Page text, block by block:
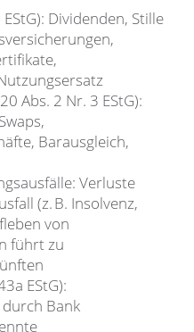
Dividenden, Stille
Abs. 2 Nr. 3 EStG):
Barausgleich,
Verluste
(z. B. Insolvenz,
von
führt zu
EStG):
Bank